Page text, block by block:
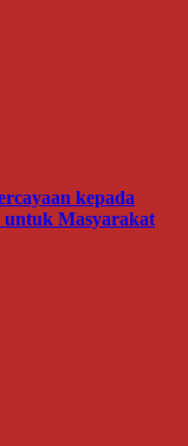
kepada
untuk Masyarakat